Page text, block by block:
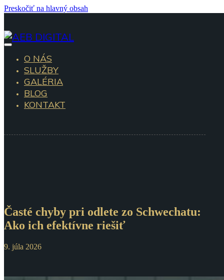
Preskočiť na hlavný obsah
O NÁS
SLUŽBY
GALÉRIA
BLOG
KONTAKT
Časté chyby pri odlete zo Schwechatu:
Ako ich efektívne riešiť
9. júla 2026